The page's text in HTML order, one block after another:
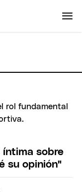
íntima sobre
su opinión"